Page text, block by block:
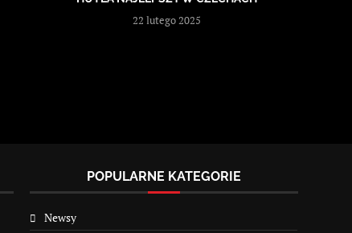
22 lutego 2025
POPULARNE KATEGORIE
Newsy